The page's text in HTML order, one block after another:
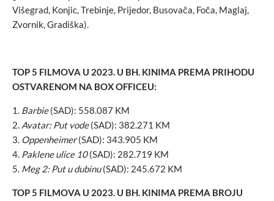
Višegrad, Konjic, Trebinje, Prijedor, Busovača, Foča, Maglaj,
Zvornik, Gradiška).
TOP 5 FILMOVA U 2023. U BH. KINIMA PREMA PRIHODU
OSTVARENOM NA BOX OFFICEU:
Barbie(SAD): 558.087 KM
Avatar: Put vode(SAD): 382.271 KM
Oppenheimer(SAD): 343.905 KM
Paklene ulice 10(SAD): 282.719 KM
Meg 2: Put u dubinu(SAD): 245.672 KM
TOP 5 FILMOVA U 2023. U BH. KINIMA PREMA BROJU